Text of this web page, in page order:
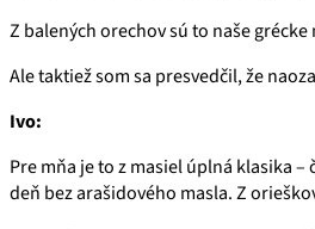
Z balených orechov sú to naše grécke
Ale taktiež som sa presvedčil, že
Ivo:
Pre mňa je to z masiel úplná klasika
deň bez arašidového masla. Z